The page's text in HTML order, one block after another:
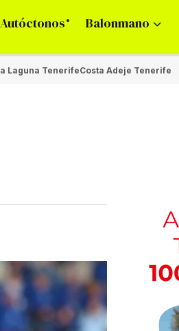
Balonmano
Laguna TenerifeCosta Adeje Tenerife